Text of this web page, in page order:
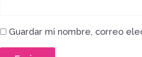
Guardar mi nombre, correo